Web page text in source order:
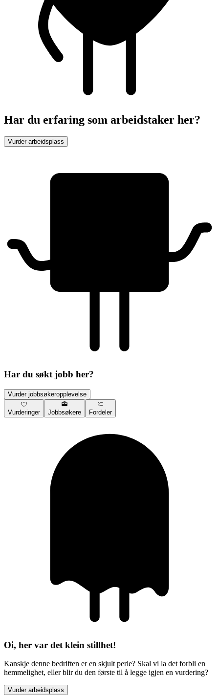
Har du erfaring som arbeidstaker her?
Vurder arbeidsplass
Har du søkt jobb her?
Vurder jobbsøkeropplevelse
Vurderinger Jobbsøkere Fordeler
Oi, her var det klein stillhet!
Kanskje denne bedriften er en skjult perle? Skal vi la det forbli en
hemmelighet, eller blir du den første til å legge igjen en vurdering?
Vurder arbeidsplass